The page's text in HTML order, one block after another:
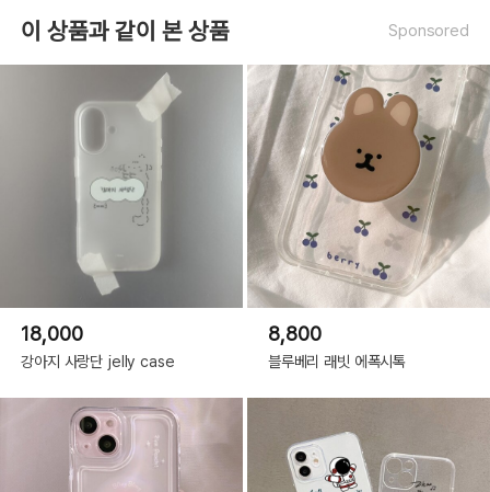
이 상품과 같이 본 상품 Sponsored
18,000
강아지 사랑단 jelly case
8,800
블루베리 래빗 에폭시톡